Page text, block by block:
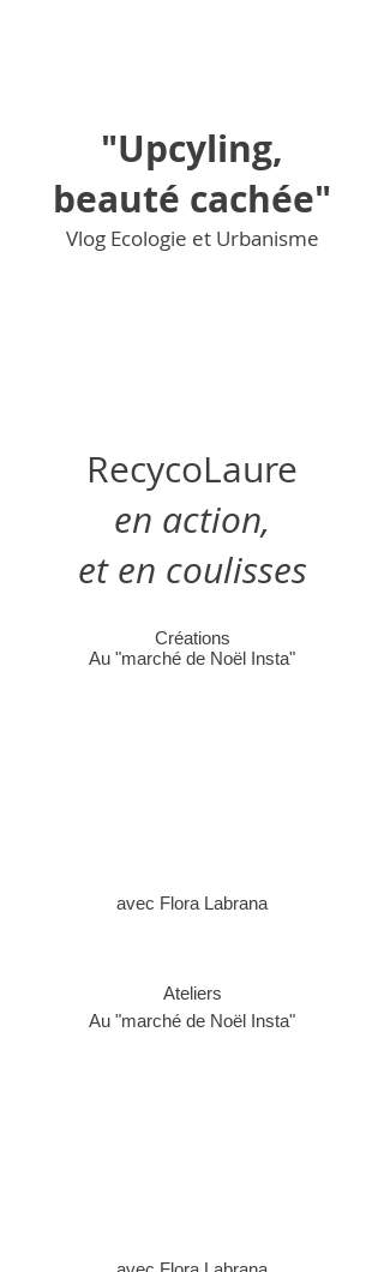
"Upcyling,
beauté cachée"
Vlog Ecologie et Urbanisme
RecycoLaure
en action,
et en coulisses
Créations
Au "marché de Noël Insta"
avec Flora Labrana
Ateliers
Au "marché de Noël Insta"